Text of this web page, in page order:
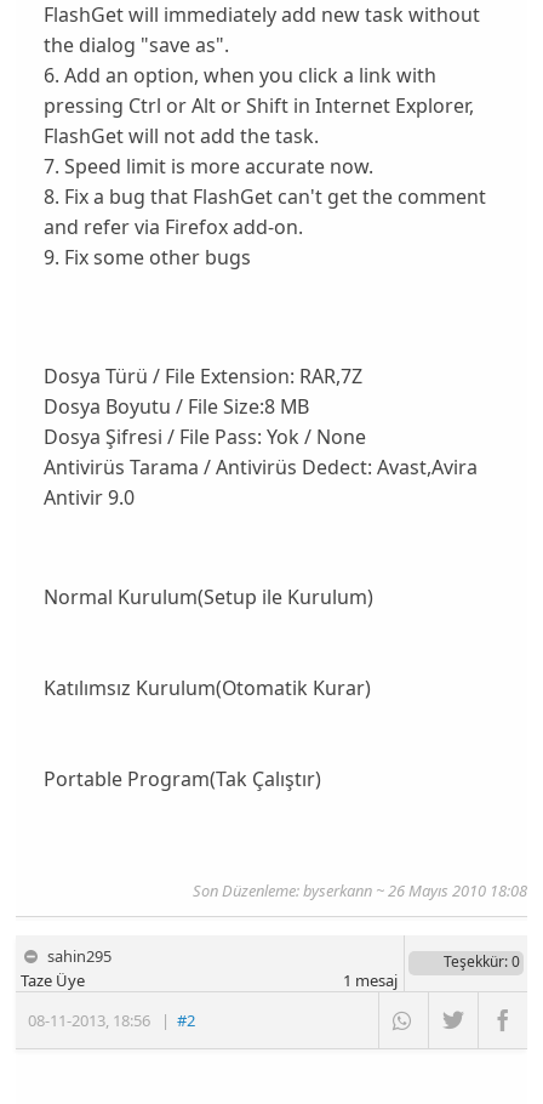
FlashGet will immediately add new task without
the dialog "save as".
6. Add an option, when you click a link with
pressing Ctrl or Alt or Shift in Internet Explorer,
FlashGet will not add the task.
7. Speed limit is more accurate now.
8. Fix a bug that FlashGet can't get the comment
and refer via Firefox add-on.
9. Fix some other bugs
Dosya Türü / File Extension: RAR,7Z
Dosya Boyutu / File Size:8 MB
Dosya Şifresi / File Pass: Yok / None
Antivirüs Tarama / Antivirüs Dedect: Avast,Avira
Antivir 9.0
Normal Kurulum(Setup ile Kurulum)
Katılımsız Kurulum(Otomatik Kurar)
Portable Program(Tak Çalıştır)
Son Düzenleme:byserkann~ 26 Mayıs 2010 18:08
sahin295
08-11-2013, 18:56 |#2
Taze Üye
Teşekkür: 0
1 mesaj